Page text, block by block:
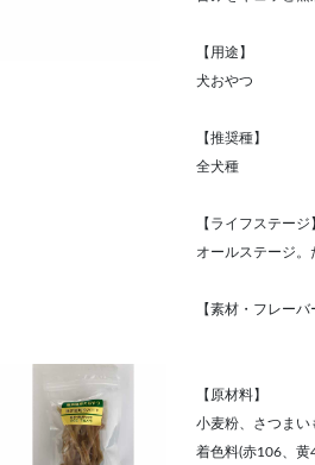
【用途】
犬おやつ
【推奨種】
全犬種
【ライフステージ
オールステージ。
【素材・フレーバ
【原材料】
小麦粉、さつまい
着色料(赤106、黄